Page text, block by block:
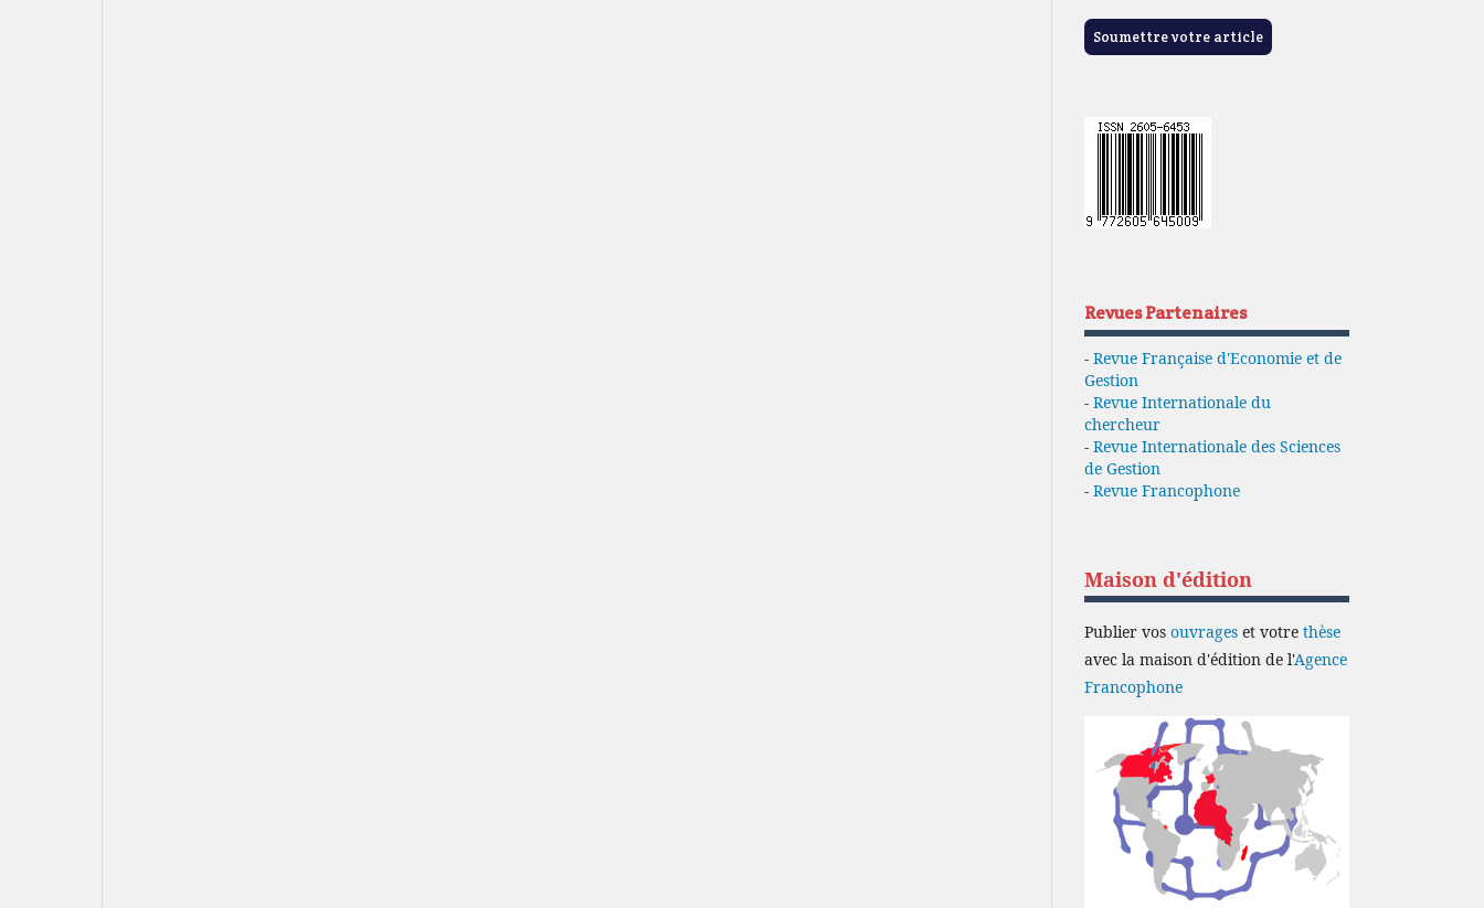
Soumettre votre article
Revues Partenaires
- Revue Française d'Economie et de
Gestion
- Revue Internationale du
chercheur
- Revue Internationale des Sciences
de Gestion
- Revue Francophone
Maison d'édition
Publier vos ouvrages et votre thèse
avec la maison d'édition de l'Agence
Francophone